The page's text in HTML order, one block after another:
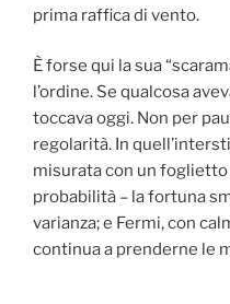
prima raffica di vento.
È forse qui la sua
l’ordine. Se qualcosa
toccava oggi. Non per
regolarità. In
misurata con un
probabilità – la fortuna
varianza; e Fermi, con
continua a prenderne le